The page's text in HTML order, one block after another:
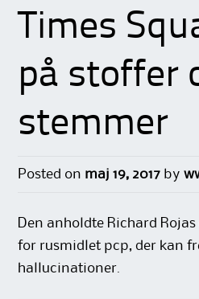
Times
på stoffer
stemmer
Posted on maj 19, 2017 by
Den anholdte Richard
for rusmidlet pcp, der kan
hallucinationer.